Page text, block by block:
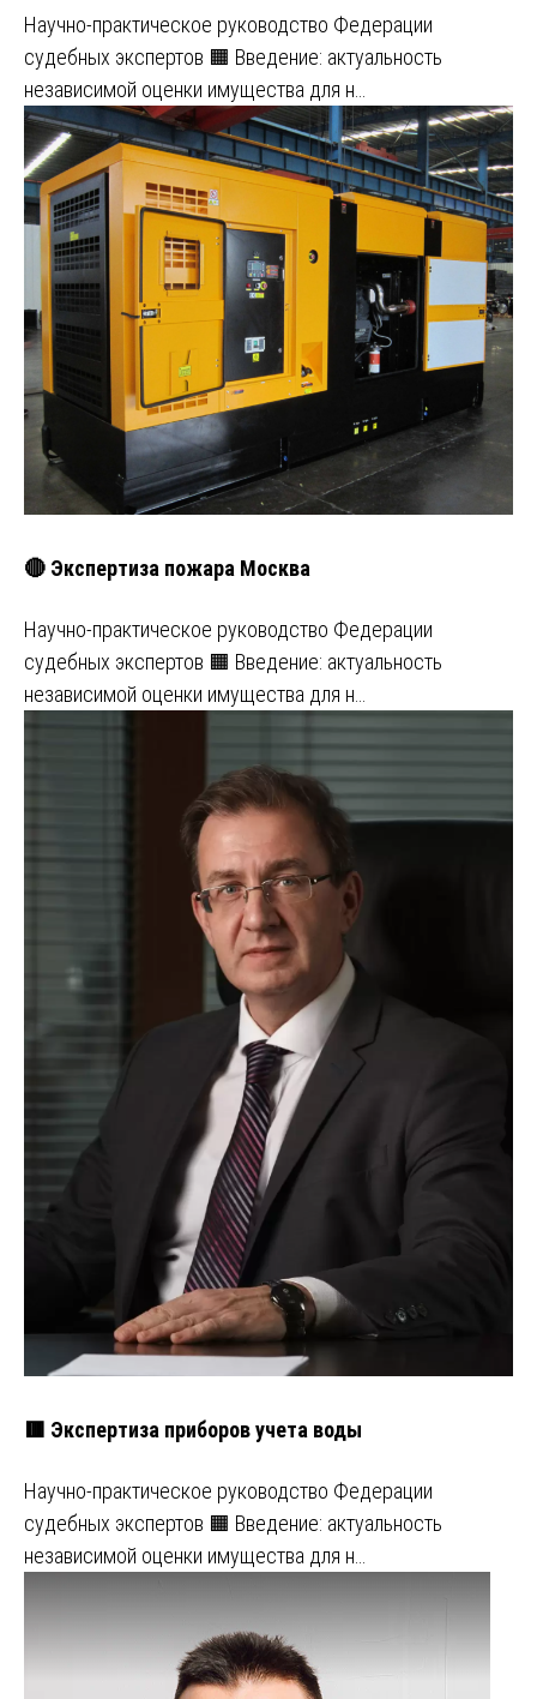
Научно-практическое руководство Федерации
судебных экспертов 🟧 Введение: актуальность
независимой оценки имущества для н…
🔴 Экспертиза пожара Москва
Научно-практическое руководство Федерации
судебных экспертов 🟧 Введение: актуальность
независимой оценки имущества для н…
🟥 Экспертиза приборов учета воды
Научно-практическое руководство Федерации
судебных экспертов 🟧 Введение: актуальность
независимой оценки имущества для н…